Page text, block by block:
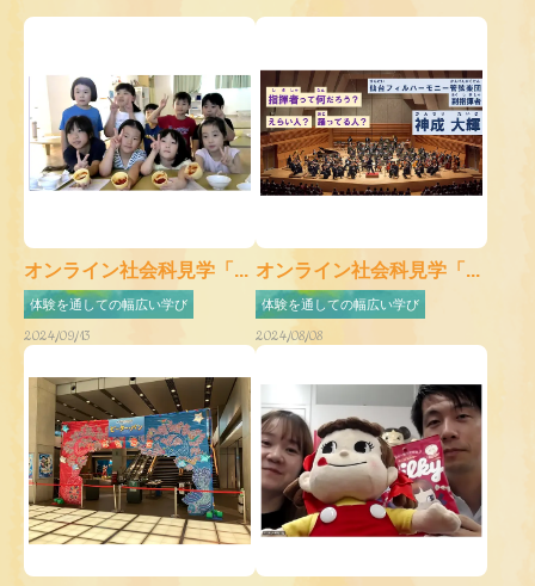
オンライン社会科見学「...
体験を通しての幅広い学び
2024/09/13
オンライン社会科見学「...
体験を通しての幅広い学び
2024/08/08